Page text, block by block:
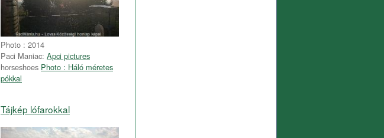
Photo : 2014
Paci Maniac: Apci pictures
horseshoes Photo : Háló méretes
pókkal
Tájkép lófarokkal